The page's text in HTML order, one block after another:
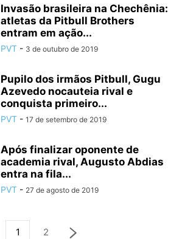
Invasão brasileira na Chechênia:
atletas da Pitbull Brothers
entram em ação...
PVT - 3 de outubro de 2019
Pupilo dos irmãos Pitbull, Gugu
Azevedo nocauteia rival e
conquista primeiro...
PVT - 17 de setembro de 2019
Após finalizar oponente de
academia rival, Augusto Abdias
entra na fila...
PVT - 27 de agosto de 2019
1 2